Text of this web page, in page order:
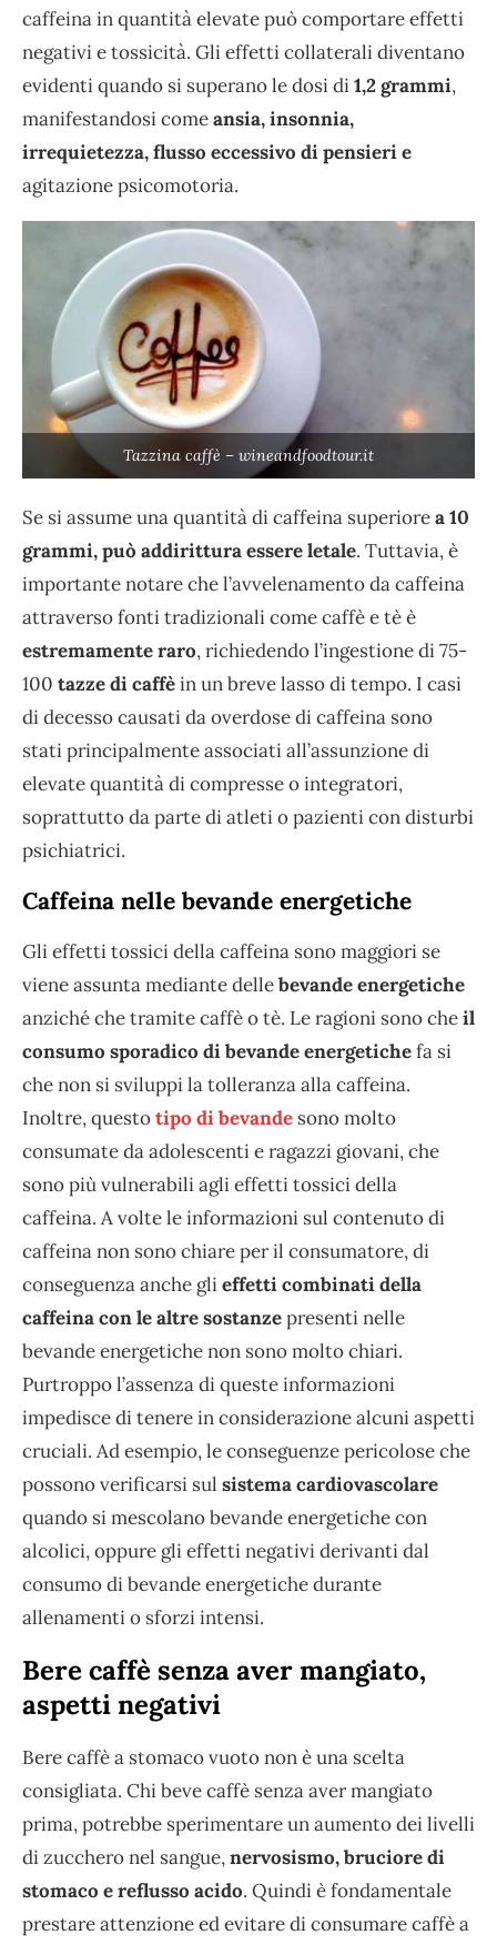
caffeina in quantità elevate può comportare effetti
negativi e tossicità. Gli effetti collaterali diventano
evidenti quando si superano le dosi di1,2 grammi,
manifestandosi comeansia, insonnia,
irrequietezza, flusso eccessivo di pensieri e
agitazione psicomotoria.
Tazzina caffè – wineandfoodtour.it
Se si assume una quantità di caffeina superiorea 10
grammi, può addirittura essere letale. Tuttavia, è
importante notare che l’avvelenamento da caffeina
attraverso fonti tradizionali come caffè e tè è
estremamente raro, richiedendo l’ingestione di 75-
100 tazze di caffèin un breve lasso di tempo. I casi
di decesso causati da overdose di caffeina sono
stati principalmente associati all’assunzione di
elevate quantità di compresse o integratori,
soprattutto da parte di atleti o pazienti con disturbi
psichiatrici.
Caffeina nelle bevande energetiche
Gli effetti tossici della caffeina sono maggiori se
viene assunta mediante dellebevande energetiche
anziché che tramite caffè o tè. Le ragioni sono cheil
consumo sporadico di bevande energetichefa si
che non si sviluppi la tolleranza alla caffeina.
Inoltre, questotipo di bevande sono molto
consumate da adolescenti e ragazzi giovani, che
sono più vulnerabili agli effetti tossici della
caffeina. A volte le informazioni sul contenuto di
caffeina non sono chiare per il consumatore, di
conseguenza anche glieffetti combinati della
caffeina con le altre sostanzepresenti nelle
bevande energetiche non sono molto chiari.
Purtroppo l’assenza di queste informazioni
impedisce di tenere in considerazione alcuni aspetti
cruciali. Ad esempio, le conseguenze pericolose che
possono verificarsi sul sistema cardiovascolare
quando si mescolano bevande energetiche con
alcolici, oppure gli effetti negativi derivanti dal
consumo di bevande energetiche durante
allenamenti o sforzi intensi.
Bere caffè senza aver mangiato,
aspetti negativi
Bere caffè a stomaco vuoto non è una scelta
consigliata. Chi beve caffè senza aver mangiato
prima, potrebbe sperimentare un aumento dei livelli
di zucchero nel sangue,nervosismo, bruciore di
stomaco e reflusso acido. Quindi è fondamentale
prestare attenzione ed evitare di consumare caffè a